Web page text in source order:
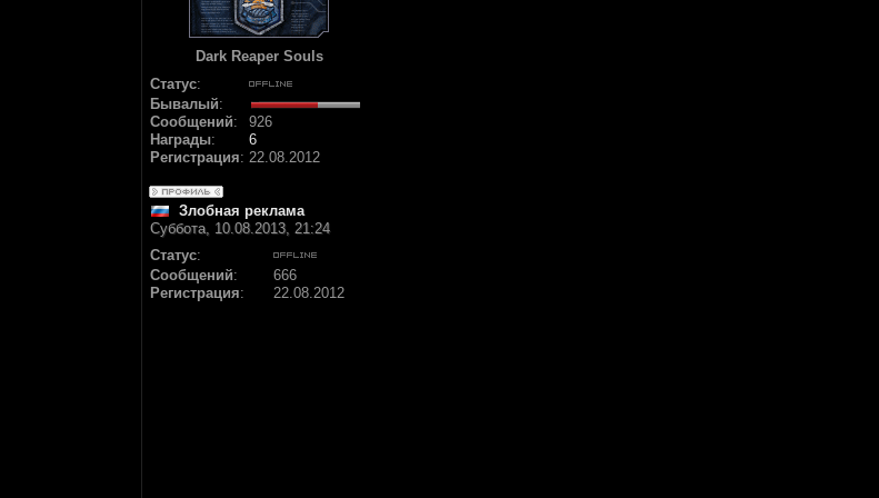
Dark Reaper Souls
Статус:
Бывалый:
Сообщений:
926
Награды:
6
Регистрация: 22.08.2012
Злобная реклама
Суббота, 10.08.2013, 21:24
Статус:
Сообщений:
666
Регистрация: 22.08.2012